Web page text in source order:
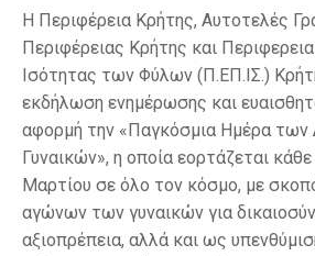
Η Περιφέρεια Κρήτης, Αυτοτελές
Περιφέρειας Κρήτης και
Ισότητας των Φύλων (Π.ΕΠ.ΙΣ.)
εκδήλωση ενημέρωσης και
αφορμή την «Παγκόσμια Ημέρα
Γυναικών», η οποία εορτάζεται
Μαρτίου σε όλο τον κόσμο, με
αγώνων των γυναικών για
αξιοπρέπεια, αλλά και ως